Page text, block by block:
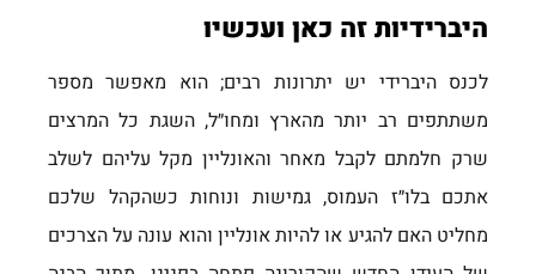
היברידיות זה כאן ועכשיו
לכנס היברידי יש יתרונות רבים; הוא מאפשר מספר
משתתפים רב יותר מהארץ ומחו״ל, השגת כל המרצים
שרק חלמתם לקבל מאחר והאונליין מקל עליהם לשלב
אתכם בלו״ז העמוס, גמישות ונוחות כשהקהל שלכם
מחליט האם להגיע או להיות אונליין והוא עונה על הצרכים